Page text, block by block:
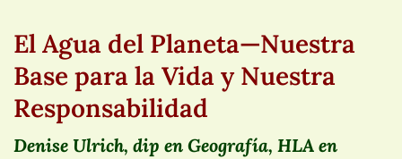
El Agua del Planeta—Nuestra
Base para la Vida y Nuestra
Responsabilidad
Denise Ulrich, dip en Geografía, HLA en